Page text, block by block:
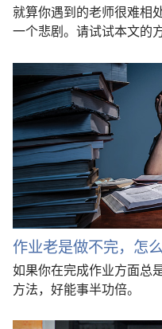
就算你遇到的老师很难相
一个悲剧。请试试本文的方
作业老是做不完，怎么
如果你在完成作业方面总
方法，好能事半功倍。